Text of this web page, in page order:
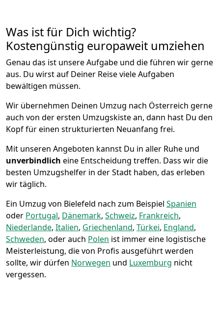
Was ist für Dich wichtig?
Kostengünstig europaweit umziehen
Genau das ist unsere Aufgabe und die führen wir gerne
aus. Du wirst auf Deiner Reise viele Aufgaben
bewältigen müssen.
Wir übernehmen Deinen Umzug nach Österreich gerne
auch von der ersten Umzugskiste an, dann hast Du den
Kopf für einen strukturierten Neuanfang frei.
Mit unseren Angeboten kannst Du in aller Ruhe und
unverbindlich eine Entscheidung treffen. Dass wir die
besten Umzugshelfer in der Stadt haben, das erleben
wir täglich.
Ein Umzug von Bielefeld nach zum Beispiel Spanien
oder Portugal, Dänemark, Schweiz, Frankreich,
Niederlande, Italien, Griechenland, Türkei, England,
Schweden, oder auch Polen ist immer eine logistische
Meisterleistung, die von Profis ausgeführt werden
sollte, wir dürfen Norwegen und Luxemburg nicht
vergessen.